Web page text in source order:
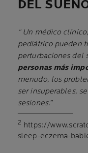
DEL
“ Un médico
pediátrico pueden
perturbaciones del
personas más
menudo, los
ser insuperables,
sesiones.”
2 https://
sleep-eczema-